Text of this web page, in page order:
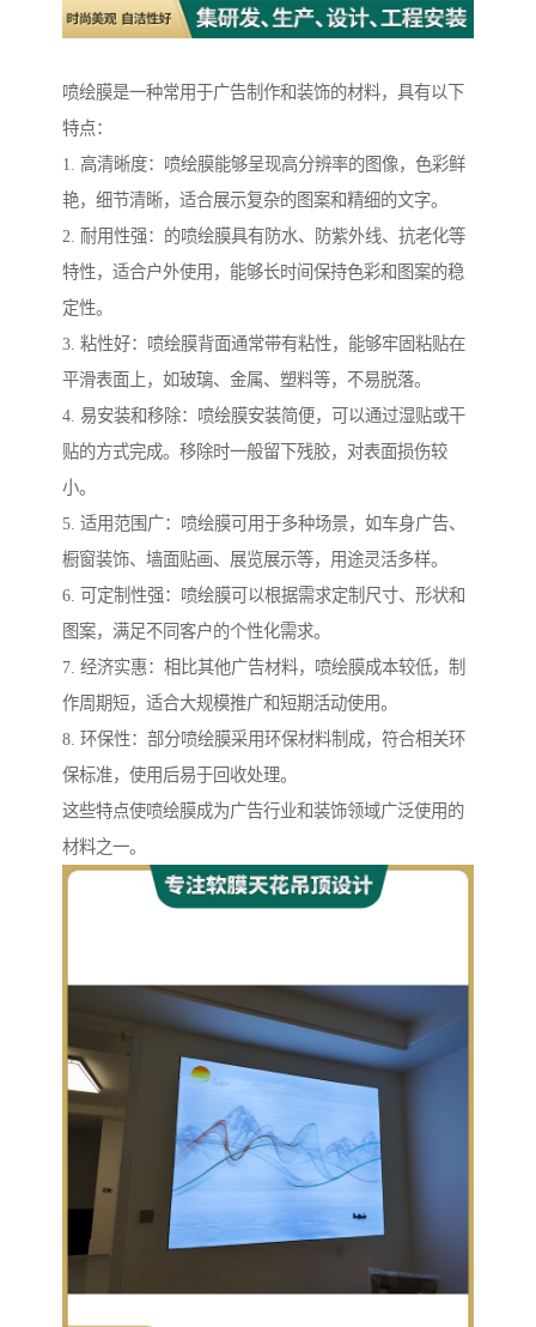
喷绘膜是一种常用于广告制作和装饰的材料，具有以下
特点：
1. 高清晰度：喷绘膜能够呈现高分辨率的图像，色彩鲜
艳，细节清晰，适合展示复杂的图案和精细的文字。
2. 耐用性强：的喷绘膜具有防水、防紫外线、抗老化等
特性，适合户外使用，能够长时间保持色彩和图案的稳
定性。
3. 粘性好：喷绘膜背面通常带有粘性，能够牢固粘贴在
平滑表面上，如玻璃、金属、塑料等，不易脱落。
4. 易安装和移除：喷绘膜安装简便，可以通过湿贴或干
贴的方式完成。移除时一般留下残胶，对表面损伤较
小。
5. 适用范围广：喷绘膜可用于多种场景，如车身广告、
橱窗装饰、墙面贴画、展览展示等，用途灵活多样。
6. 可定制性强：喷绘膜可以根据需求定制尺寸、形状和
图案，满足不同客户的个性化需求。
7. 经济实惠：相比其他广告材料，喷绘膜成本较低，制
作周期短，适合大规模推广和短期活动使用。
8. 环保性：部分喷绘膜采用环保材料制成，符合相关环
保标准，使用后易于回收处理。
这些特点使喷绘膜成为广告行业和装饰领域广泛使用的
材料之一。